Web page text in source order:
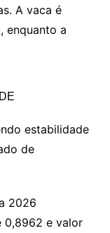
A vaca é
enquanto a
estabilidade
de
2026
0,8962 e valor